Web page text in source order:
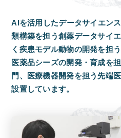
AIを活用したデータサイエン
類構築を担う創薬データサイ
く疾患モデル動物の開発を担
医薬品シーズの開発・育成を
門、医療機器開発を担う先端
設置しています。